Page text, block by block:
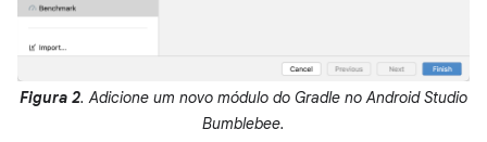
Figura 2. Adicione um novo módulo do Gradle no Android Studio
Bumblebee.